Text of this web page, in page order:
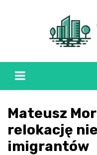
Mateusz
relokację
imigrantów